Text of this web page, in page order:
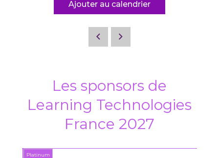
Ajouter au calendrier
Les sponsors de
Learning Technologies
France 2027
Platinum